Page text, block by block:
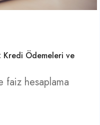
Kredi Ödemeleri ve
faiz hesaplama